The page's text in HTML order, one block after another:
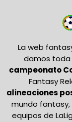
La web
damos toda
campeonato
Fantasy
alineaciones
mundo
equipos de